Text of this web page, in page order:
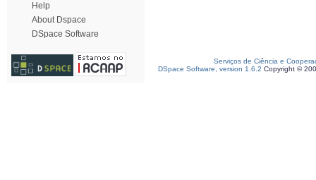
Help
About Dspace
DSpace Software
Serviços de Ciência e
DSpace Software, version 1.6.2 Copyright ©